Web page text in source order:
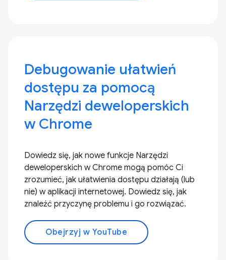
Debugowanie ułatwień
dostępu za pomocą
Narzędzi deweloperskich
w Chrome
Dowiedz się, jak nowe funkcje Narzędzi
deweloperskich w Chrome mogą pomóc Ci
zrozumieć, jak ułatwienia dostępu działają (lub
nie) w aplikacji internetowej. Dowiedz się, jak
znaleźć przyczynę problemu i go rozwiązać.
Obejrzyj w YouTube